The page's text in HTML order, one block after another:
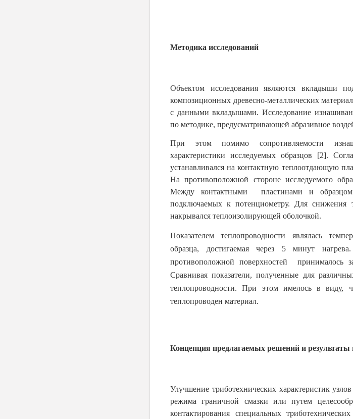
Методика исследований
Объектом исследования являются вкладыши
композиционных древесно-металлических
с данными вкладышами.Исследование
по методике, предусматривающей абразивное
При этом помимо сопротивляемости
характеристики исследуемых образцов [2].
устанавливался на контактную теплоотдающую
На противоположной стороне исследуемого
Между контактными пластинами и
подключаемых к потенциометру. Для
накрывался теплоизолирующей оболочкой.
Показателем теплопроводности являлась
образца, достигаемая через 5 минут
противоположной поверхностей принималось
Сравнивая показатели, полученные для
теплопроводности. При этом имелось в виду,
теплопроводен материал.
Концепция предлагаемых решений и результаты
Улучшение триботехнических характеристик
режима граничной смазки или путем
контактирования специальных